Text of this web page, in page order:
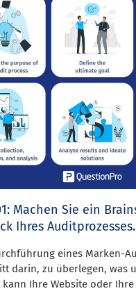
Machen Sie ein
Ihres Auditprozesses.
eines Marken-
darin, zu überlegen, was
kann Ihre Website oder